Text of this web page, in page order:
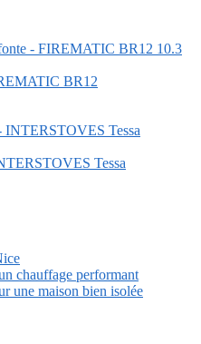
BR12
Tessa
€.
chauffage performant
une maison bien isolée